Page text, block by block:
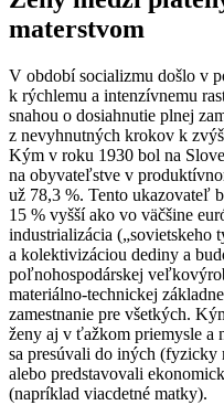
materstvom
V období socializmu došlo v
k rýchlemu a intenzívnemu
snahou o dosiahnutie plnej
z nevyhnutných krokov k
Kým v roku 1930 bol na
na obyvateľstve v
už 78,3 %. Tento ukazovateľ
15 % vyšší ako vo väčšine
industrializácia („sovietskeho
a kolektivizáciou dediny a
poľnohospodárskej
materiálno-technickej
zamestnanie pre všetkých.
ženy aj v ťažkom priemysle a
sa presúvali do iných
alebo predstavovali
(napríklad viacdetné matky).